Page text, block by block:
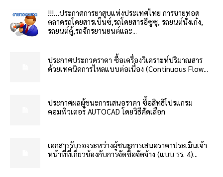
!!!…ประกาศการยาสูบแห่งประเทศไทย การขายทอด
ตลาดรถโดยสารเบ็นซ์,รถโดยสารอีซูซุ, รถยนต์นั่งเก๋ง,
รถยนต์ตู้,รถจักรยานยนต์และ...
ประกาศประกวดราคา ซื้อเครื่องวิเคราะห์ปริมาณสาร
ด้วยเทคนิคการไหลแบบต่อเนื่อง (Continuous Flow...
ประกาศผลผู้ชนะการเสนอราคา ซื้อสิทธิโปรแกรม
คอมพิวเตอร์ AUTOCAD โดยวิธีคัดเลือก
เอกสารรับรองระหว่างผู้ชนะการเสนอราคาประเมินเจ้า
หน้าที่ที่เกี่ยวข้องกับการจัดซื้อจัดจ้าง (แบบ รร. 4)...